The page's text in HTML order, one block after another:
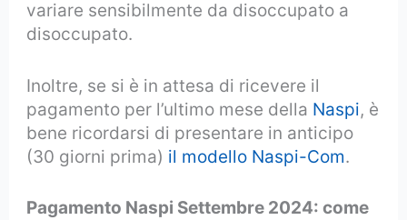
variare sensibilmente da disoccupato a
disoccupato.
Inoltre, se si è in attesa di ricevere il
pagamento per l’ultimo mese della Naspi, è
bene ricordarsi di presentare in anticipo
(30 giorni prima) il modello Naspi-Com.
Pagamento Naspi Settembre 2024: come